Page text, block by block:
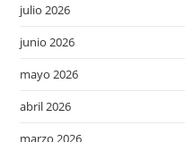
julio 2026
junio 2026
mayo 2026
abril 2026
marzo 2026